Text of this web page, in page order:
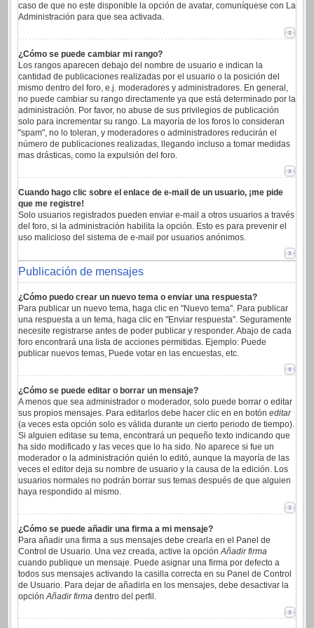
caso de que no este disponible la opción de avatar, comuníquese con La
Administración para que sea activada.
¿Cómo se puede cambiar mi rango?
Los rangos aparecen debajo del nombre de usuario e indican la
cantidad de publicaciones realizadas por el usuario o la posición del
mismo dentro del foro, e.j. moderadores y administradores. En general,
no puede cambiar su rango directamente ya que está determinado por la
administración. Por favor, no abuse de sus privilegios de publicación
solo para incrementar su rango. La mayoría de los foros lo consideran
"spam", no lo toleran, y moderadores o administradores reducirán el
número de publicaciones realizadas, llegando incluso a tomar medidas
mas drásticas, como la expulsión del foro.
Cuando hago clic sobre el enlace de e-mail de un usuario, ¡me pide
que me registre!
Solo usuarios registrados pueden enviar e-mail a otros usuarios a través
del foro, si la administración habilita la opción. Esto es para prevenir el
uso malicioso del sistema de e-mail por usuarios anónimos.
Publicación de mensajes
¿Cómo puedo crear un nuevo tema o enviar una respuesta?
Para publicar un nuevo tema, haga clic en "Nuevo tema". Para publicar
una respuesta a un tema, haga clic en "Enviar respuesta". Seguramente
necesite registrarse antes de poder publicar y responder. Abajo de cada
foro encontrará una lista de acciones permitidas. Ejemplo: Puede
publicar nuevos temas, Puede votar en las encuestas, etc.
¿Cómo se puede editar o borrar un mensaje?
A menos que sea administrador o moderador, solo puede borrar o editar
sus propios mensajes. Para editarlos debe hacer clic en en botón editar
(a veces esta opción solo es válida durante un cierto periodo de tiempo).
Si alguien editase su tema, encontrará un pequeño texto indicando que
ha sido modificado y las veces que lo ha sido. No aparece si fue un
moderador o la administración quién lo editó, aunque la mayoría de las
veces el editor deja su nombre de usuario y la causa de la edición. Los
usuarios normales no podrán borrar sus temas después de que alguien
haya respondido al mismo.
¿Cómo se puede añadir una firma a mi mensaje?
Para añadir una firma a sus mensajes debe crearla en el Panel de
Control de Usuario. Una vez creada, active la opciónAñadir firma
cuando publique un mensaje. Puede asignar una firma por defecto a
todos sus mensajes activando la casilla correcta en su Panel de Control
de Usuario. Para dejar de añadirla en los mensajes, debe desactivar la
opciónAñadir firma dentro del perfil.